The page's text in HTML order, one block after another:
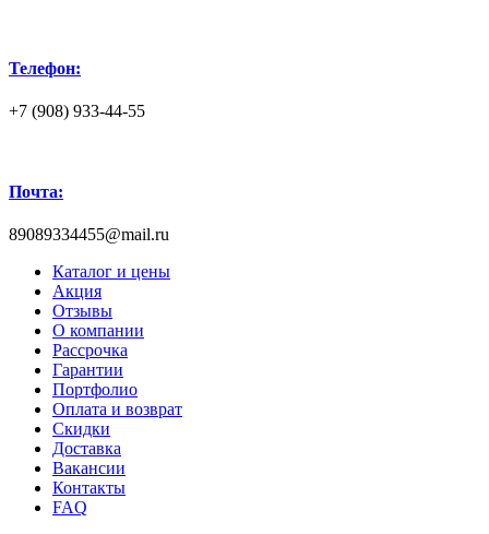
Телефон:
+7 (908) 933-44-55
Почта:
89089334455@mail.ru
Каталог и цены
Акция
Отзывы
О компании
Рассрочка
Гарантии
Портфолио
Оплата и возврат
Скидки
Доставка
Вакансии
Контакты
FAQ